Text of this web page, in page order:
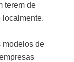
terem de
localmente.
modelos de